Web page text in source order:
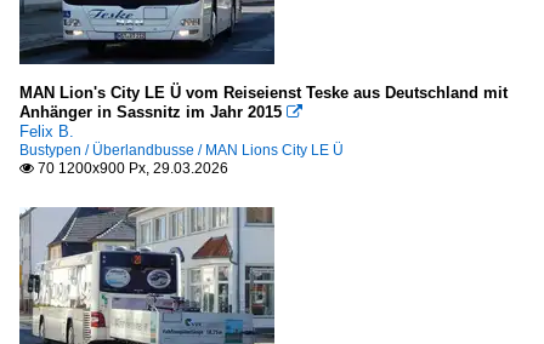
MAN Lion's City LE Ü vom Reiseienst Teske aus Deutschland mit
Anhänger in Sassnitz im Jahr 2015 
Felix B.
Bustypen / Überlandbusse / MAN Lions City LE Ü
 70 1200x900 Px, 29.03.2026